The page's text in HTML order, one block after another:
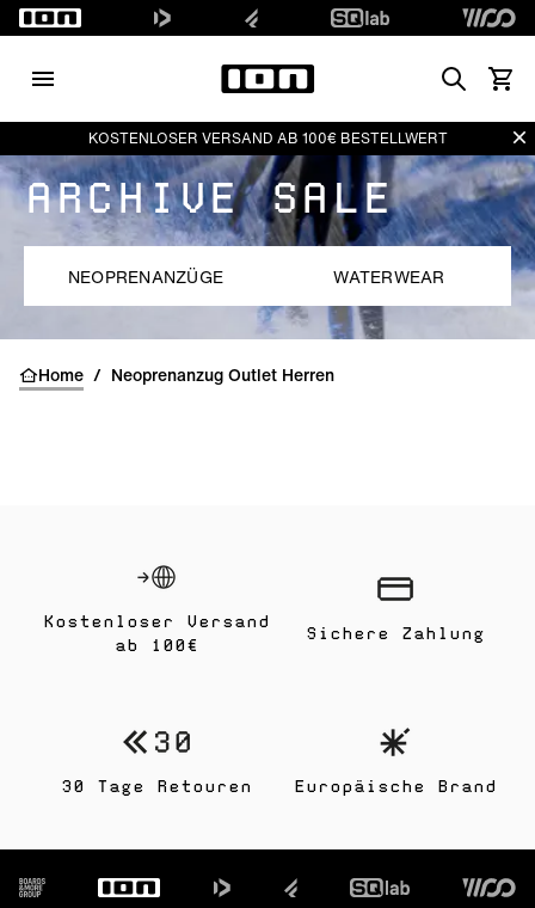
Search
KOSTENLOSER VERSAND AB 100€ BESTELLWERT
ARCHIVE SALE
NEOPRENANZÜGE WATERWEAR
Home / Neoprenanzug Outlet Herren
Kostenloser Versand
ab 100€
30 Tage Retouren
Sichere Zahlung
Europäische Brand
Footer